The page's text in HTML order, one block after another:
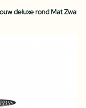
deluxe rond Mat Zwart